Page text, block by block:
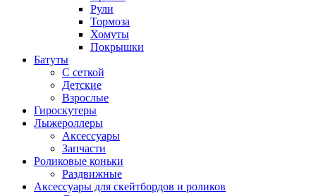
Рули
Тормоза
Хомуты
Покрышки
Батуты
С сеткой
Детские
Взрослые
Гироскутеры
Лыжероллеры
Аксессуары
Запчасти
Роликовые коньки
Раздвижные
Аксессуары для скейтбордов и роликов